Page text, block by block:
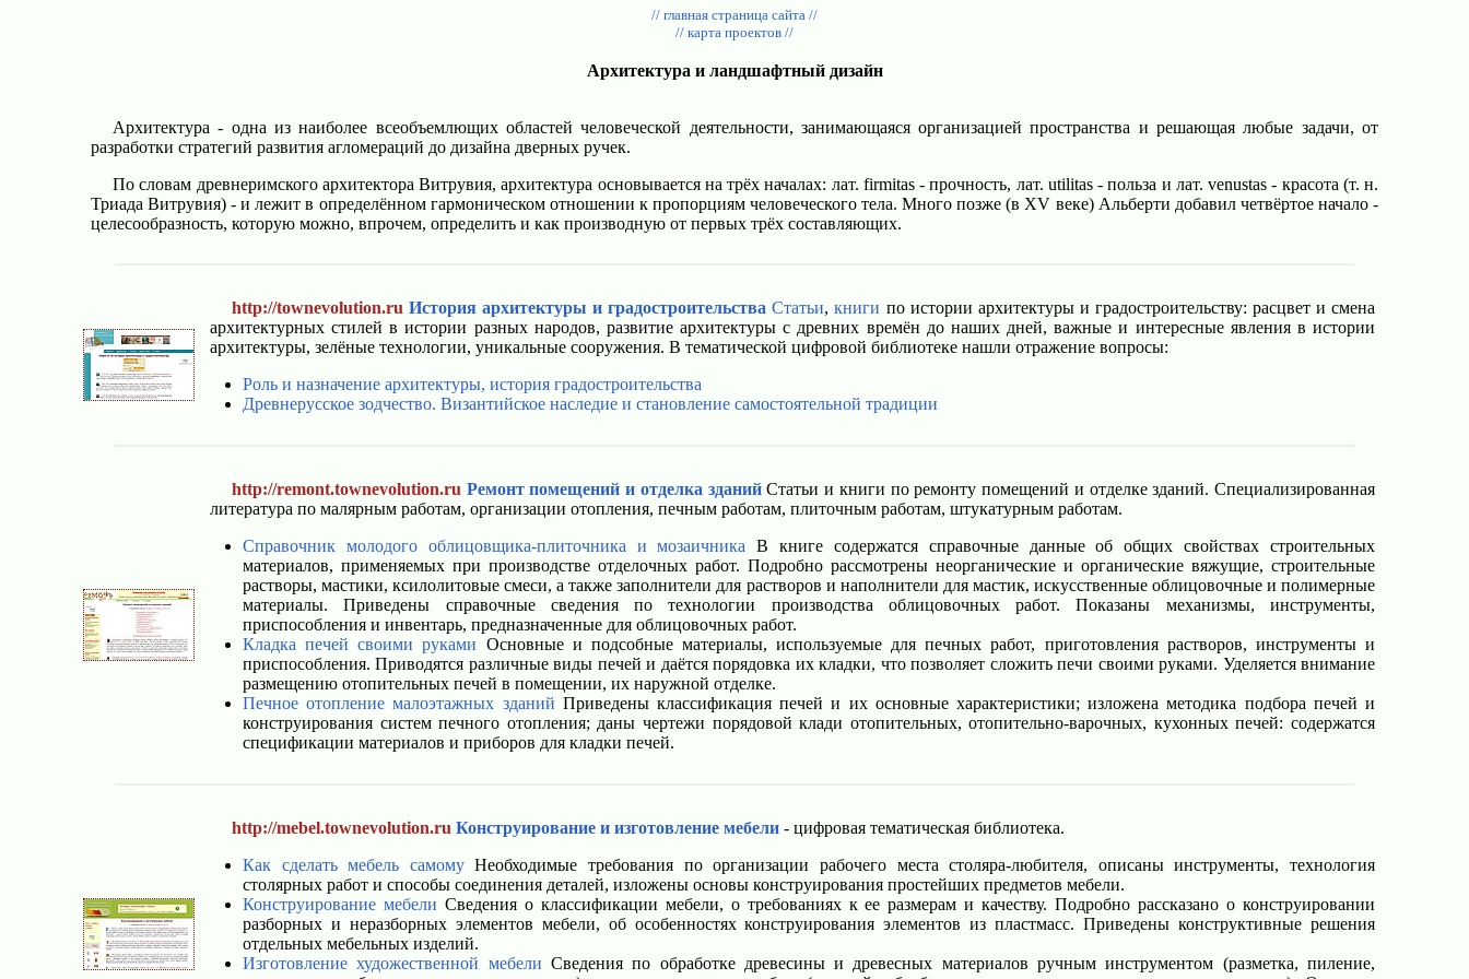
// главная страница сайта //
// карта проектов //
Архитектура и ландшафтный дизайн
Архитектура - одна из наиболее всеобъемлющих областей человеческой деятельности, занимающаяся организацией пространства и решающая любые задачи, от
разработки стратегий развития агломераций до дизайна дверных ручек.
По словам древнеримского архитектора Витрувия, архитектура основывается на трёх началах: лат. firmitas - прочность, лат. utilitas - польза и лат. venustas - красота (т. н.
Триада Витрувия) - и лежит в определённом гармоническом отношении к пропорциям человеческого тела. Много позже (в XV веке) Альберти добавил четвёртое начало -
целесообразность, которую можно, впрочем, определить и как производную от первых трёх составляющих.
http://townevolution.ru История архитектуры и градостроительства Статьи,книги по истории архитектуры и градостроительству: расцвет и смена
архитектурных стилей в истории разных народов, развитие архитектуры с древних времён до наших дней, важные и интересные явления в истории
архитектуры, зелёные технологии, уникальные сооружения. В тематической цифровой библиотеке нашли отражение вопросы:
Роль и назначение архитектуры, история градостроительства
Древнерусское зодчество. Византийское наследие и становление самостоятельной традиции
http://remont.townevolution.ru Ремонт помещений и отделка зданийСтатьи и книги по ремонту помещений и отделке зданий. Специализированная
литература по малярным работам, организации отопления, печным работам, плиточным работам, штукатурным работам.
Справочник молодого облицовщика-плиточника и мозаичника В книге содержатся справочные данные об общих свойствах строительных
материалов, применяемых при производстве отделочных работ. Подробно рассмотрены неорганические и органические вяжущие, строительные
растворы, мастики, ксилолитовые смеси, а также заполнители для растворов и наполнители для мастик, искусственные облицовочные и полимерные
материалы. Приведены справочные сведения по технологии производства облицовочных работ. Показаны механизмы, инструменты,
приспособления и инвентарь, предназначенные для облицовочных работ.
Кладка печей своими руками Основные и подсобные материалы, используемые для печных работ, приготовления растворов, инструменты и
приспособления. Приводятся различные виды печей и даётся порядовка их кладки, что позволяет сложить печи своими руками. Уделяется внимание
размещению отопительных печей в помещении, их наружной отделке.
Печное отопление малоэтажных зданий Приведены классификация печей и их основные характеристики; изложена методика подбора печей и
конструирования систем печного отопления; даны чертежи порядовой клади отопительных, отопительно-варочных, кухонных печей: содержатся
спецификации материалов и приборов для кладки печей.
http://mebel.townevolution.ru Конструирование и изготовление мебели - цифровая тематическая библиотека.
Как сделать мебель самомуНеобходимые требования по организации рабочего места столяра-любителя, описаны инструменты, технология
столярных работ и способы соединения деталей, изложены основы конструирования простейших предметов мебели.
Конструирование мебели Сведения о классификации мебели, о требованиях к ее размерам и качеству. Подробно рассказано о конструировании
разборных и неразборных элементов мебели, об особенностях конструирования элементов из пластмасс. Приведены конструктивные решения
отдельных мебельных изделий.
Изготовление художественной мебели Сведения по обработке древесины и древесных материалов ручным инструментом (разметка, пиление,